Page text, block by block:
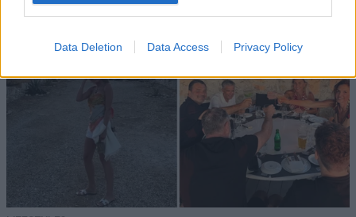
Data Deletion Data Access Privacy Policy